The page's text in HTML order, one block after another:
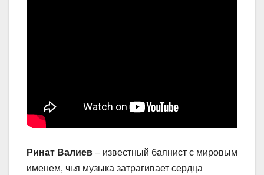
Ринат Валиев – известный баянист с мировым
именем, чья музыка затрагивает сердца